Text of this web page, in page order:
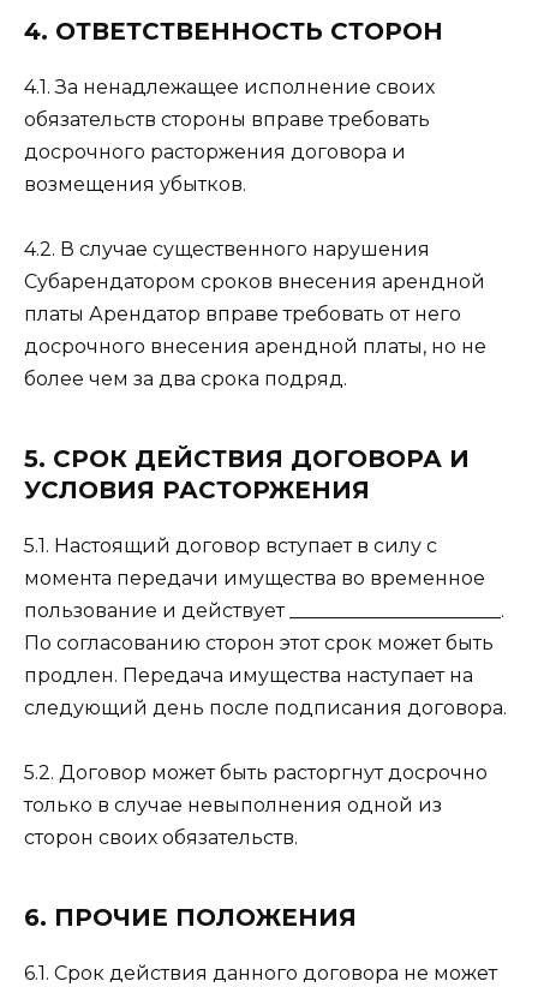
4. ОТВЕТСТВЕННОСТЬ СТОРОН
4.1. За ненадлежащее исполнение своих
обязательств стороны вправе требовать
досрочного расторжения договора и
возмещения убытков.
4.2. В случае существенного нарушения
Субарендатором сроков внесения арендной
платы Арендатор вправе требовать от него
досрочного внесения арендной платы, но не
более чем за два срока подряд.
5. СРОК ДЕЙСТВИЯ ДОГОВОРА И
УСЛОВИЯ РАСТОРЖЕНИЯ
5.1. Настоящий договор вступает в силу с
момента передачи имущества во временное
пользование и действует ______________________.
По согласованию сторон этот срок может быть
продлен. Передача имущества наступает на
следующий день после подписания договора.
5.2. Договор может быть расторгнут досрочно
только в случае невыполнения одной из
сторон своих обязательств.
6. ПРОЧИЕ ПОЛОЖЕНИЯ
6.1. Срок действия данного договора не может